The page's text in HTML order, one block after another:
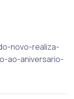
novo-realiza-
ao-aniversario-